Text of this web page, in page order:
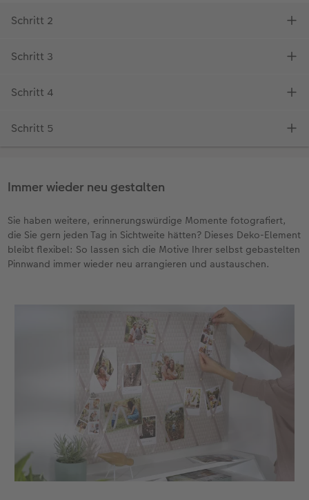
Immer wieder neu gestalten
Sie haben weitere, erinnerungswürdige Momente fotografiert,
die Sie gern jeden Tag in Sichtweite hätten? Dieses Deko-Element
bleibt flexibel: So lassen sich die Motive Ihrer selbst gebastelten
Pinnwand immer wieder neu arrangieren und austauschen.